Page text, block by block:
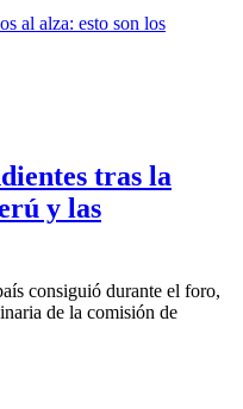
tras la
y las
consiguió durante el foro,
de la comisión de